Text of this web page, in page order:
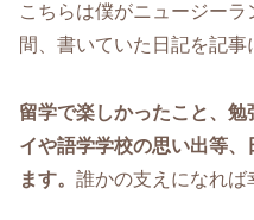
こちらは僕がニュージー
間、書いていた日記を記事
留学で楽しかったこと、
イや語学学校の思い出等
ます。 誰かの支えになれば